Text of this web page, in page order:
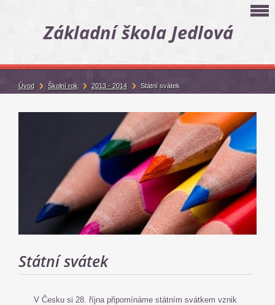
Základní škola Jedlová
Státní svátek
V Česku si 28. října připomínáme státním svátkem vznik
Úvod Školní rok 2013 - 2014 Státní svátek